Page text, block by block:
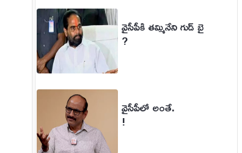
వైసీపీకి తమ్మినేని గుడ్ బై
?
వైసీపీలో అంతే.
!